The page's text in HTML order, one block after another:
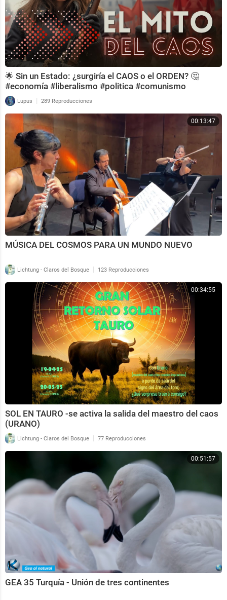
🌟 Sin un Estado: ¿surgiría el CAOS o el ORDEN? 🤔
#economía #liberalismo #politica #comunismo
Lupus | 289 Reproducciones
00:13:47
MÚSICA DEL COSMOS PARA UN MUNDO NUEVO
Lichtung - Claros del Bosque | 123 Reproducciones
00:34:55
SOL EN TAURO -se activa la salida del maestro del caos
(URANO)
Lichtung - Claros del Bosque | 77 Reproducciones
00:51:57
GEA 35 Turquía - Unión de tres continentes